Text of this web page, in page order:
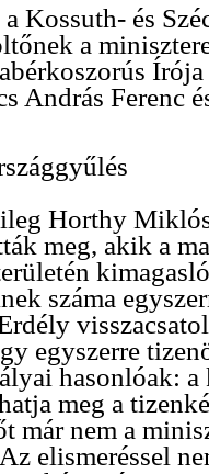
Kossuth- és
a
András Ferenc
Horthy
meg, akik a
száma
egyszerre
hasonlóak: a
meg a
már nem a
elismeréssel